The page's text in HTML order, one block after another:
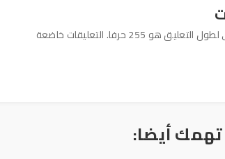
الحد الأدنى لطول التعليق هو 255 حرفا. التعليقات خاضعة
تهمك أيضا: